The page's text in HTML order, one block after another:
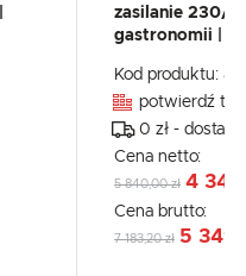
zasilanie 230/
gastronomii |
Kod produktu:
potwierdź
0 zł -
Cena netto:
5 840,00 zł 4
Cena brutto:
7 183,20 zł 5